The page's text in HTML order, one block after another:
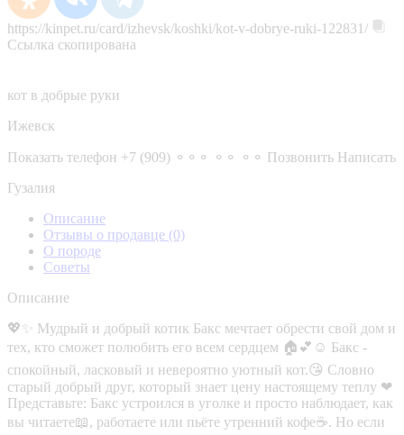
https://kinpet.ru/card/izhevsk/koshki/kot-v-dobrye-ruki-122831/
Ссылка скопирована
кот в добрые руки
Ижевск
Показать телефон +7 (909) ⚬⚬⚬ ⚬⚬ ⚬⚬ Позвонить Написать
Гузалия
Описание
Отзывы о продавце (0)
О породе
Советы
Описание
💖✨ Мудрый и добрый котик Бакс мечтает обрести свой дом и
тех, кто сможет полюбить его всем сердцем 🏠💕☺ Бакс -
спокойный, ласковый и невероятно уютный кот.😘 Словно
старый добрый друг, который знает цену настоящему теплу ❤
Представьте: Бакс устроился в уголке и просто наблюдает, как
вы читаете📖, работаете или пьёте утренний кофе☕. Но если